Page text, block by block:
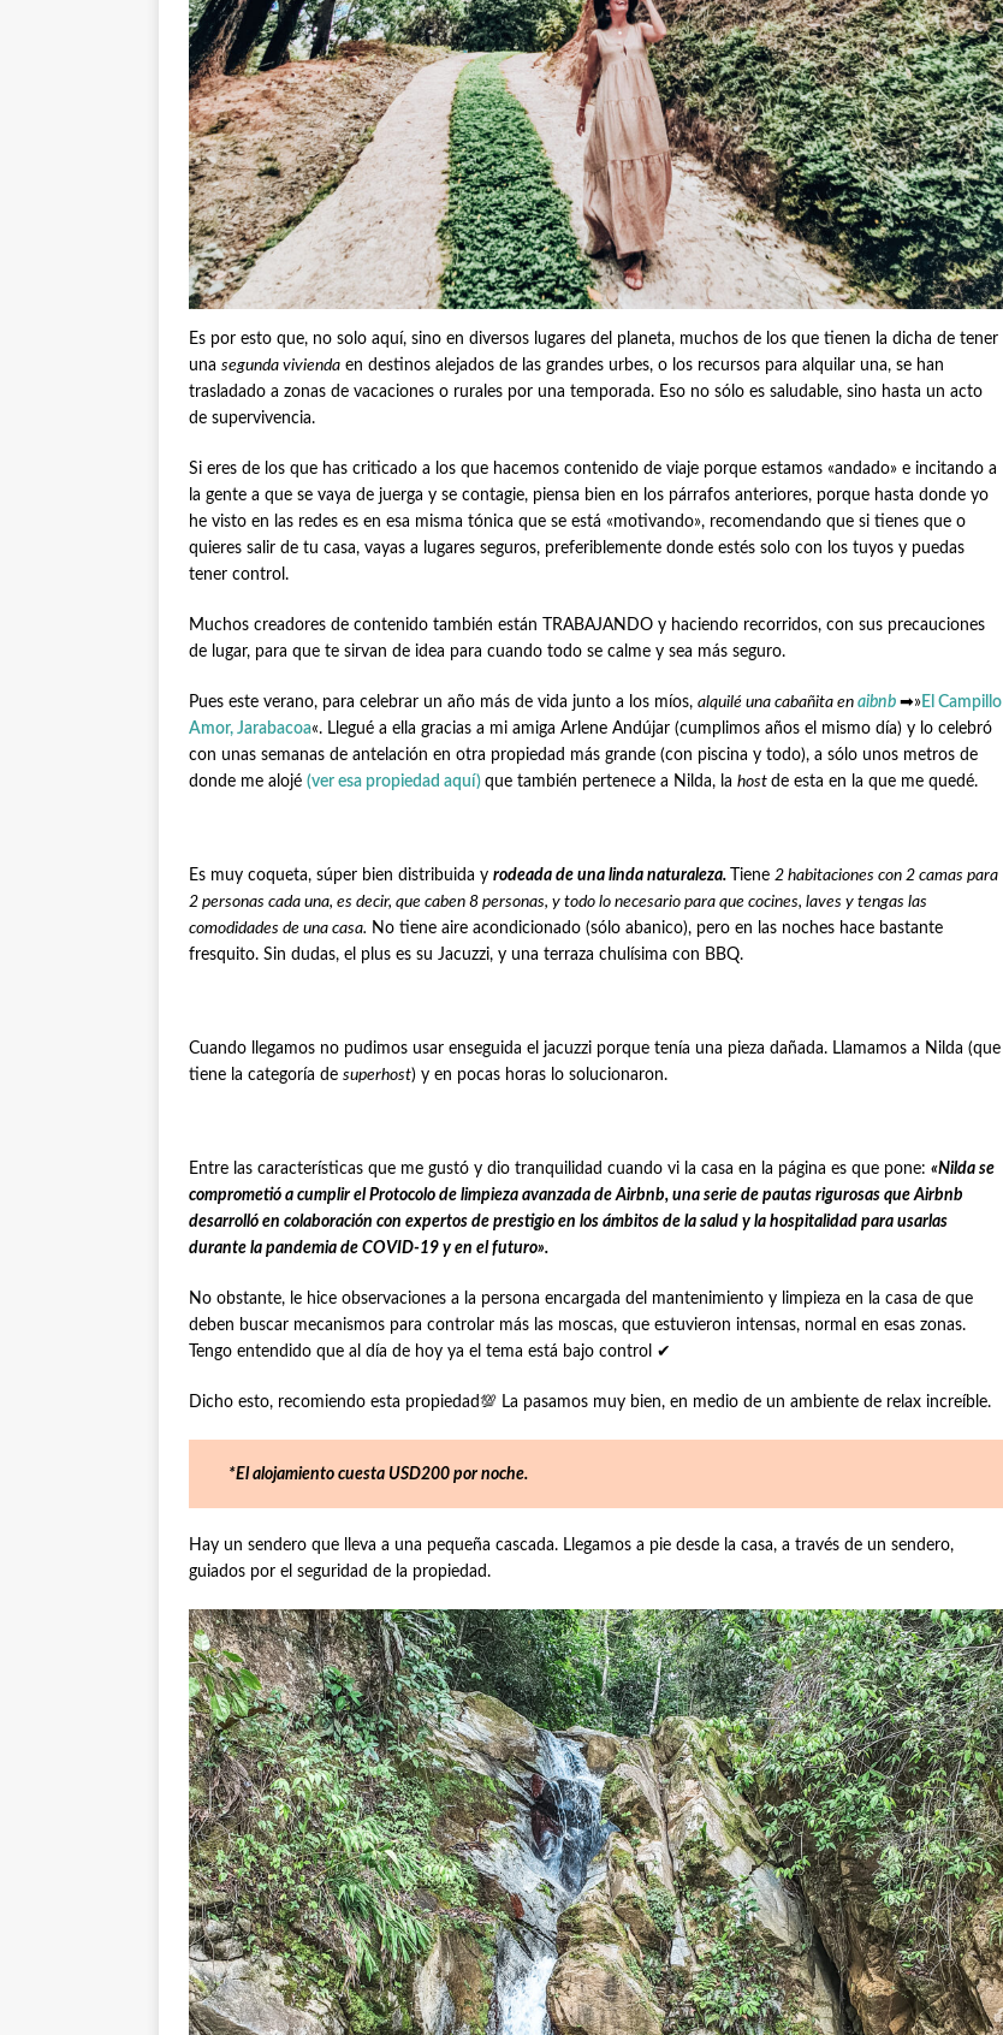
Es por esto que, no solo aquí, sino en diversos lugares del planeta, muchos de los que tienen la dicha de tener
una segunda vivienda en destinos alejados de las grandes urbes, o los recursos para alquilar una, se han
trasladado a zonas de vacaciones o rurales por una temporada. Eso no sólo es saludable, sino hasta un acto
de supervivencia.
Si eres de los que has criticado a los que hacemos contenido de viaje porque estamos «andado» e incitando a
la gente a que se vaya de juerga y se contagie, piensa bien en los párrafos anteriores, porque hasta donde yo
he visto en las redes es en esa misma tónica que se está «motivando», recomendando que si tienes que o
quieres salir de tu casa, vayas a lugares seguros, preferiblemente donde estés solo con los tuyos y puedas
tener control.
Muchos creadores de contenido también están TRABAJANDO y haciendo recorridos, con sus precauciones
de lugar, para que te sirvan de idea para cuando todo se calme y sea más seguro.
Pues este verano, para celebrar un año más de vida junto a los míos, alquilé una cabañita en aibnb ➡»El Campillo
Amor, Jarabacoa«. Llegué a ella gracias a mi amiga Arlene Andújar (cumplimos años el mismo día) y lo celebró
con unas semanas de antelación en otra propiedad más grande (con piscina y todo), a sólo unos metros de
donde me alojé (ver esa propiedad aquí) que también pertenece a Nilda, la host de esta en la que me quedé.
Es muy coqueta, súper bien distribuida y rodeada de una linda naturaleza. Tiene 2 habitaciones con 2 camas para
2 personas cada una, es decir, que caben 8 personas, y todo lo necesario para que cocines, laves y tengas las
comodidades de una casa. No tiene aire acondicionado (sólo abanico), pero en las noches hace bastante
fresquito. Sin dudas, el plus es su Jacuzzi, y una terraza chulísima con BBQ.
Cuando llegamos no pudimos usar enseguida el jacuzzi porque tenía una pieza dañada. Llamamos a Nilda (que
tiene la categoría de superhost) y en pocas horas lo solucionaron.
Entre las características que me gustó y dio tranquilidad cuando vi la casa en la página es que pone: «Nilda se
comprometió a cumplir el Protocolo de limpieza avanzada de Airbnb, una serie de pautas rigurosas que Airbnb
desarrolló en colaboración con expertos de prestigio en los ámbitos de la salud y la hospitalidad para usarlas
durante la pandemia de COVID-19 y en el futuro».
No obstante, le hice observaciones a la persona encargada del mantenimiento y limpieza en la casa de que
deben buscar mecanismos para controlar más las moscas, que estuvieron intensas, normal en esas zonas.
Tengo entendido que al día de hoy ya el tema está bajo control ✔
Dicho esto, recomiendo esta propiedad💯 La pasamos muy bien, en medio de un ambiente de relax increíble.
*El alojamiento cuesta USD200 por noche.
Hay un sendero que lleva a una pequeña cascada. Llegamos a pie desde la casa, a través de un sendero,
guiados por el seguridad de la propiedad.